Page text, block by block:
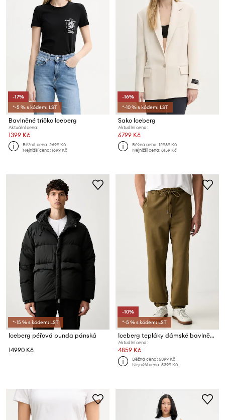
-17%
*-5 % s kódem: LST
Bavlněné tričko Iceberg
Aktuální cena:
1399 Kč
Běžná cena:2699 Kč
Nejnižší cena:1699 Kč
-16%
*-10 % s kódem: LST
Sako Iceberg
Aktuální cena:
6799 Kč
Běžná cena:12989 Kč
Nejnižší cena:8159 Kč
*-15 % s kódem: LST
Iceberg péřová bunda pánská
14990 Kč
-10%
*-5 % s kódem: LST
Iceberg tepláky dámské bavlněné
Aktuální cena:
4859 Kč
Běžná cena:5399 Kč
Nejnižší cena:5399 Kč